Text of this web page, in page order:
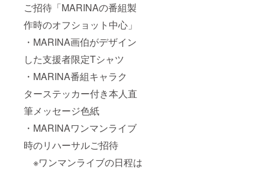
ご招待「MARINAの番組製
作時のオフショット中心」
・MARINA画伯がデザイン
した支援者限定Tシャツ
・MARINA番組キャラク
ターステッカー付き本人直
筆メッセージ色紙
・MARINAワンマンライブ
時のリハーサルご招待
※ワンマンライブの日程は